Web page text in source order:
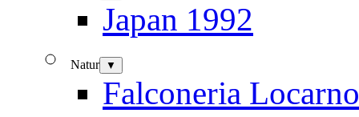
Japan 1992
Natur ▼
Falconeria Locarno